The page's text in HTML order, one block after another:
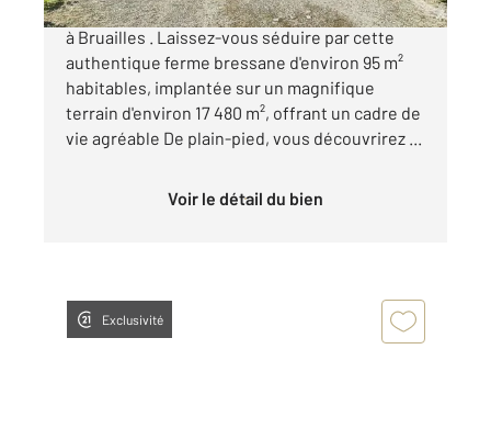
Authentique ferme bressane pleine de charme
à Bruailles . Laissez-vous séduire par cette
authentique ferme bressane d'environ 95 m²
habitables, implantée sur un magnifique
terrain d'environ 17 480 m², offrant un cadre de
vie agréable De plain-pied, vous découvrirez ...
Voir le détail du bien
Exclusivité